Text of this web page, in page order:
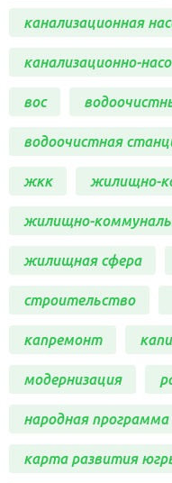
канализационная
канализационно-
вос
водоочистная
жкк жилищно-
жилищно-
жилищная сфера
строительство
капремонт
модернизация
народная программа
карта развития